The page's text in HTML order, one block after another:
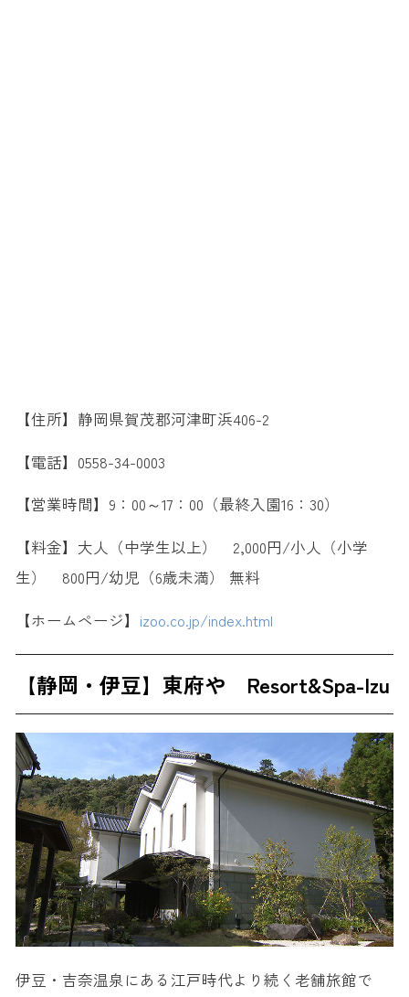
【住所】静岡県賀茂郡河津町浜406-2
【電話】0558-34-0003
【営業時間】9：00～17：00（最終入園16：30）
【料金】大人（中学生以上） 2,000円/小人（小学
生） 800円/幼児（6歳未満） 無料
【ホームページ】 izoo.co.jp/index.html
【静岡・伊豆】東府や Resort&Spa-Izu
伊豆・吉奈温泉にある江戸時代より続く老舗旅館で